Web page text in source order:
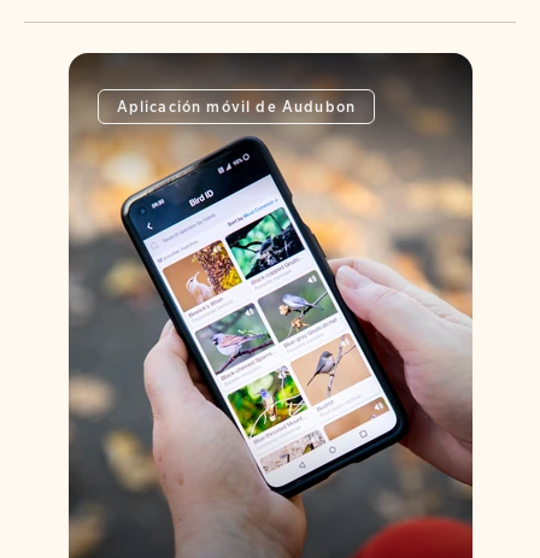
Aplicación móvil de Audubon